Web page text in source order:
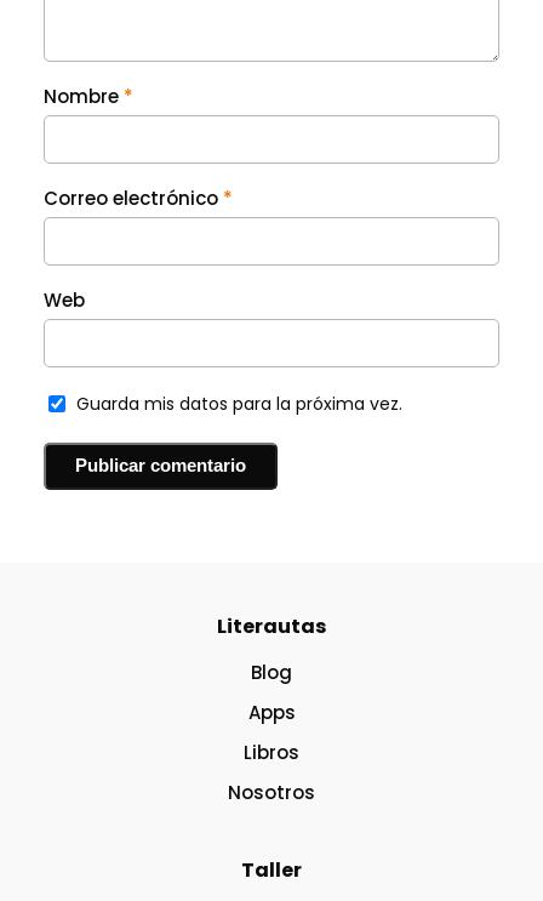
Nombre *
Correo electrónico *
Web
Guarda mis datos para la próxima vez.
Literautas
Blog
Apps
Libros
Nosotros
Taller